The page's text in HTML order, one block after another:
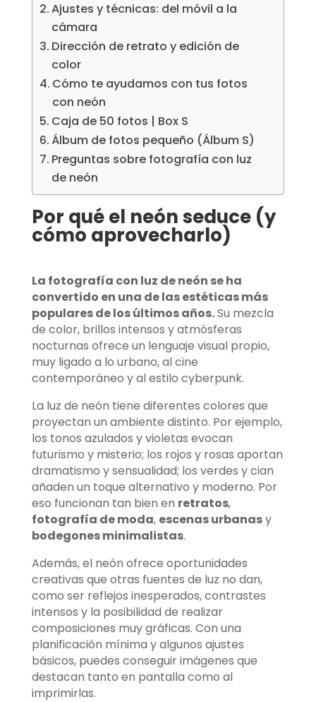
Ajustes y técnicas: del móvil a la
cámara
Dirección de retrato y edición de
color
Cómo te ayudamos con tus fotos
con neón
Caja de 50 fotos | Box S
Álbum de fotos pequeño (Álbum S)
Preguntas sobre fotografía con luz
de neón
Por qué el neón seduce (y
cómo aprovecharlo)
La fotografía con luz de neón se ha
convertido en una de las estéticas más
populares de los últimos años.Su mezcla
de color, brillos intensos y atmósferas
nocturnas ofrece un lenguaje visual propio,
muy ligado a lo urbano, al cine
contemporáneo y al estilo cyberpunk.
La luz de neón tiene diferentes colores que
proyectan un ambiente distinto. Por ejemplo,
los tonos azulados y violetas evocan
futurismo y misterio; los rojos y rosas aportan
dramatismo y sensualidad; los verdes y cian
añaden un toque alternativo y moderno. Por
eso funcionan tan bien en retratos,
fotografía de moda, escenas urbanasy
bodegones minimalistas.
Además, el neón ofrece oportunidades
creativas que otras fuentes de luz no dan,
como ser reflejos inesperados, contrastes
intensos y la posibilidad de realizar
composiciones muy gráficas. Con una
planificación mínima y algunos ajustes
básicos, puedes conseguir imágenes que
destacan tanto en pantalla como al
imprimirlas.